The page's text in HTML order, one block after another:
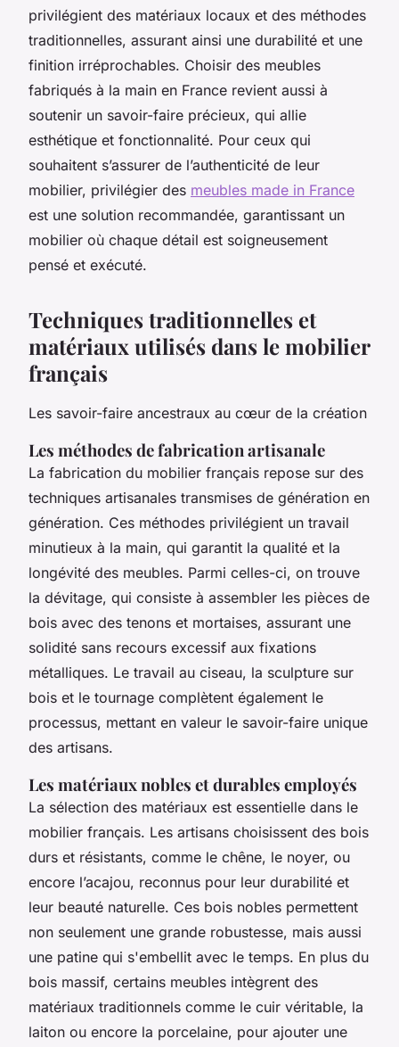
privilégient des matériaux locaux et des méthodes
traditionnelles, assurant ainsi une durabilité et une
finition irréprochables. Choisir des meubles
fabriqués à la main en France revient aussi à
soutenir un savoir-faire précieux, qui allie
esthétique et fonctionnalité. Pour ceux qui
souhaitent s’assurer de l’authenticité de leur
mobilier, privilégier des meubles made in France
est une solution recommandée, garantissant un
mobilier où chaque détail est soigneusement
pensé et exécuté.
Techniques traditionnelles et
matériaux utilisés dans le mobilier
français
Les savoir-faire ancestraux au cœur de la création
Les méthodes de fabrication artisanale
La fabrication du mobilier français repose sur des
techniques artisanales transmises de génération en
génération. Ces méthodes privilégient un travail
minutieux à la main, qui garantit la qualité et la
longévité des meubles. Parmi celles-ci, on trouve
la dévitage, qui consiste à assembler les pièces de
bois avec des tenons et mortaises, assurant une
solidité sans recours excessif aux fixations
métalliques. Le travail au ciseau, la sculpture sur
bois et le tournage complètent également le
processus, mettant en valeur le savoir-faire unique
des artisans.
Les matériaux nobles et durables employés
La sélection des matériaux est essentielle dans le
mobilier français. Les artisans choisissent des bois
durs et résistants, comme le chêne, le noyer, ou
encore l’acajou, reconnus pour leur durabilité et
leur beauté naturelle. Ces bois nobles permettent
non seulement une grande robustesse, mais aussi
une patine qui s'embellit avec le temps. En plus du
bois massif, certains meubles intègrent des
matériaux traditionnels comme le cuir véritable, la
laiton ou encore la porcelaine, pour ajouter une